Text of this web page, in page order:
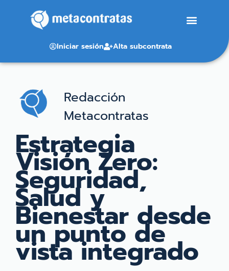
Iniciar sesión Alta subcontrata
Redacción
Metacontratas
Estrategia
Visión Zero:
Seguridad,
Salud y
Bienestar desde
un punto de
vista integrado